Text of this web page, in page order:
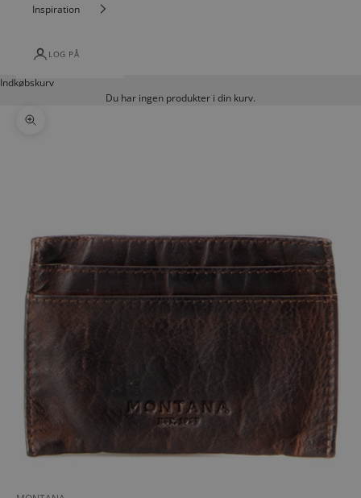
Inspiration
LOG PÅ
Indkøbskurv
Du har ingen produkter i din kurv.
Zoom